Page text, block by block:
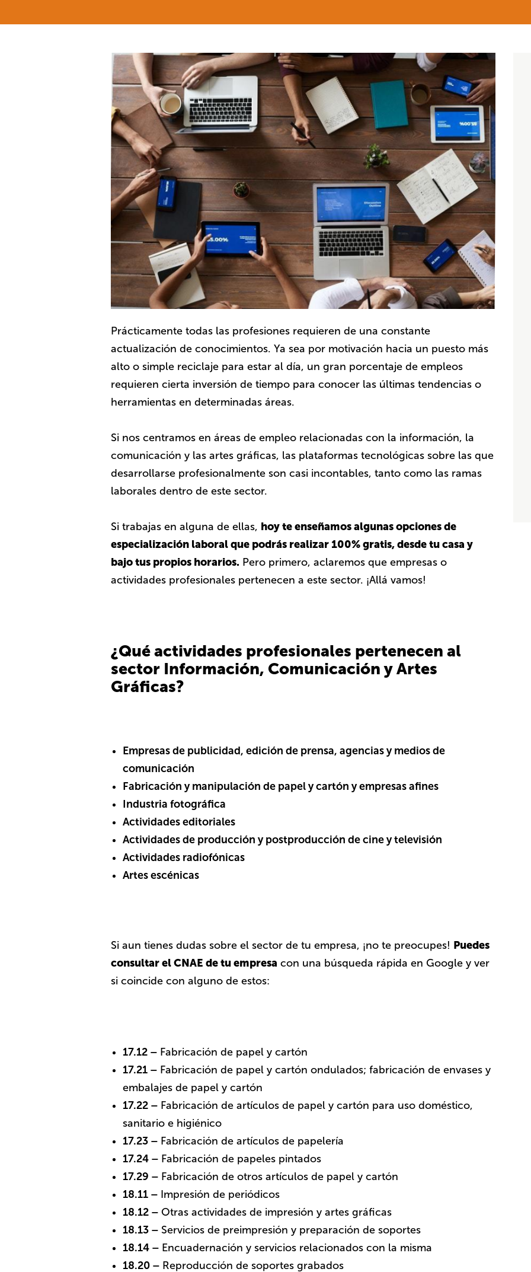
Prácticamente todas las profesiones requieren de una constante
actualización de conocimientos. Ya sea por motivación hacia un puesto más
alto o simple reciclaje para estar al día, un gran porcentaje de empleos
requieren cierta inversión de tiempo para conocer las últimas tendencias o
herramientas en determinadas áreas.
Si nos centramos en áreas de empleo relacionadas con la información, la
comunicación y las artes gráficas, las plataformas tecnológicas sobre las que
desarrollarse profesionalmente son casi incontables, tanto como las ramas
laborales dentro de este sector.
Si trabajas en alguna de ellas, hoy te enseñamos algunas opciones de
especialización laboral que podrás realizar 100% gratis, desde tu casa y
bajo tus propios horarios. Pero primero, aclaremos que empresas o
actividades profesionales pertenecen a este sector. ¡Allá vamos!
¿Qué actividades profesionales pertenecen al
sector Información, Comunicación y Artes
Gráficas?
Empresas de publicidad, edición de prensa, agencias y medios de
comunicación
Fabricación y manipulación de papel y cartón y empresas afines
Industria fotográfica
Actividades editoriales
Actividades de producción y postproducción de cine y televisión
Actividades radiofónicas
Artes escénicas
Si aun tienes dudas sobre el sector de tu empresa, ¡no te preocupes! Puedes
consultar el CNAE de tu empresa con una búsqueda rápida en Google y ver
si coincide con alguno de estos:
17.12 – Fabricación de papel y cartón
17.21 – Fabricación de papel y cartón ondulados; fabricación de envases y
embalajes de papel y cartón
17.22 – Fabricación de artículos de papel y cartón para uso doméstico,
sanitario e higiénico
17.23 – Fabricación de artículos de papelería
17.24 – Fabricación de papeles pintados
17.29 – Fabricación de otros artículos de papel y cartón
18.11 – Impresión de periódicos
18.12 – Otras actividades de impresión y artes gráficas
18.13 – Servicios de preimpresión y preparación de soportes
18.14 – ​​​​​​​Encuadernación y servicios relacionados con la misma
18.20 – ​​​​​​​Reproducción de soportes grabados